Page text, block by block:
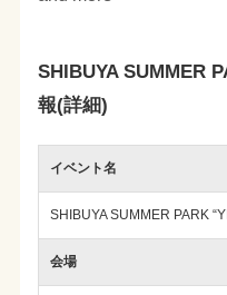
SHIBUYA SUMMER
報(詳細)
イベント名
SHIBUYA SUMMER PARK
会場